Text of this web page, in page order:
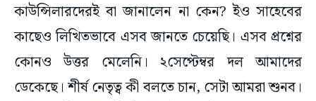
কাউন্সিলারদেরই বা জানালেন না কেন? ইও সাহেবের
কাছেও লিখিতভাবে এসব জানতে চেয়েছি। এসব প্রশ্নের
কোনও উত্তর মেলেনি। ২সেপ্টেম্বর দল আমাদের
ডেকেছে। শীর্ষ নেতৃত্ব কী বলতে চান, সেটা আমরা শুনব।